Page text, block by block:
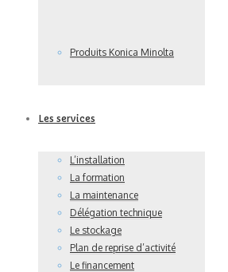
Produits Konica Minolta
Les services
L’installation
La formation
La maintenance
Délégation technique
Le stockage
Plan de reprise d’activité
Le financement